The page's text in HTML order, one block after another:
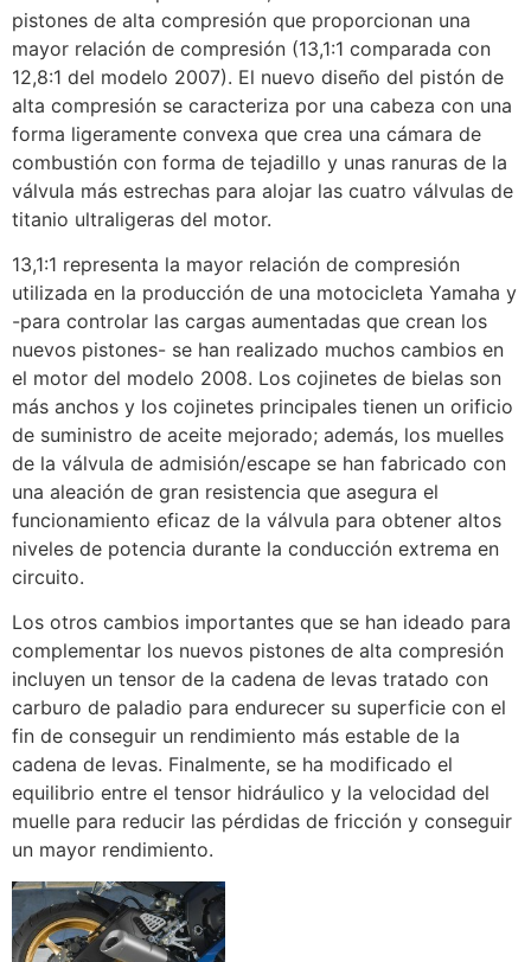
pistones de alta compresión que proporcionan una
mayor relación de compresión (13,1:1 comparada con
12,8:1 del modelo 2007). El nuevo diseño del pistón de
alta compresión se caracteriza por una cabeza con una
forma ligeramente convexa que crea una cámara de
combustión con forma de tejadillo y unas ranuras de la
válvula más estrechas para alojar las cuatro válvulas de
titanio ultraligeras del motor.
13,1:1 representa la mayor relación de compresión
utilizada en la producción de una motocicleta Yamaha y
-para controlar las cargas aumentadas que crean los
nuevos pistones- se han realizado muchos cambios en
el motor del modelo 2008. Los cojinetes de bielas son
más anchos y los cojinetes principales tienen un orificio
de suministro de aceite mejorado; además, los muelles
de la válvula de admisión/escape se han fabricado con
una aleación de gran resistencia que asegura el
funcionamiento eficaz de la válvula para obtener altos
niveles de potencia durante la conducción extrema en
circuito.
Los otros cambios importantes que se han ideado para
complementar los nuevos pistones de alta compresión
incluyen un tensor de la cadena de levas tratado con
carburo de paladio para endurecer su superficie con el
fin de conseguir un rendimiento más estable de la
cadena de levas. Finalmente, se ha modificado el
equilibrio entre el tensor hidráulico y la velocidad del
muelle para reducir las pérdidas de fricción y conseguir
un mayor rendimiento.